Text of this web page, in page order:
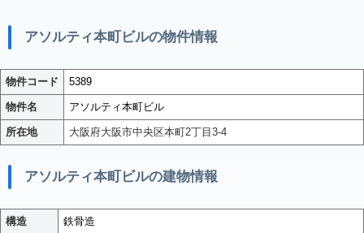
アソルティ本町ビルの物件情報
物件コード 5389
物件名 アソルティ本町ビル
所在地 大阪府大阪市中央区本町2丁目3-4
アソルティ本町ビルの建物情報
構造 鉄骨造